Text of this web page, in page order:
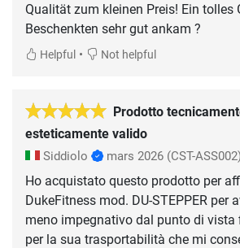
Qualität zum kleinen Preis! Ein tolles
Beschenkten sehr gut ankam ?
Helpful • Not helpful
Prodotto
esteticamente valido
Siddiolo mars 2026 (CST-ASS002)
Ho acquistato questo prodotto per
DukeFitness mod. DU-STEPPER per
meno impegnativo dal punto di vista
per la sua trasportabilità che mi